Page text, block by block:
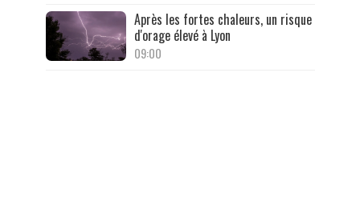
Après les fortes chaleurs, un risque
d'orage élevé à Lyon
09:00